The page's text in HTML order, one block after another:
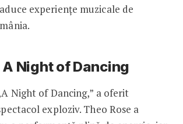
experiențe muzicale de
Night of Dancing
Night of Dancing,” a oferit
exploziv. Theo Rose a